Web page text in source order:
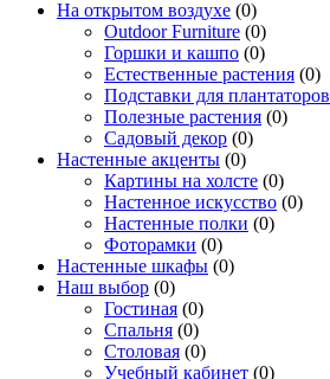
На открытом воздухе (0)
Outdoor Furniture (0)
Горшки и кашпо (0)
Естественные растения (0)
Подставки для плантаторов
Полезные растения (0)
Садовый декор (0)
Настенные акценты (0)
Картины на холсте (0)
Настенное искусство (0)
Настенные полки (0)
Фоторамки (0)
Настенные шкафы (0)
Наш выбор (0)
Гостиная (0)
Спальня (0)
Столовая (0)
Учебный кабинет (0)